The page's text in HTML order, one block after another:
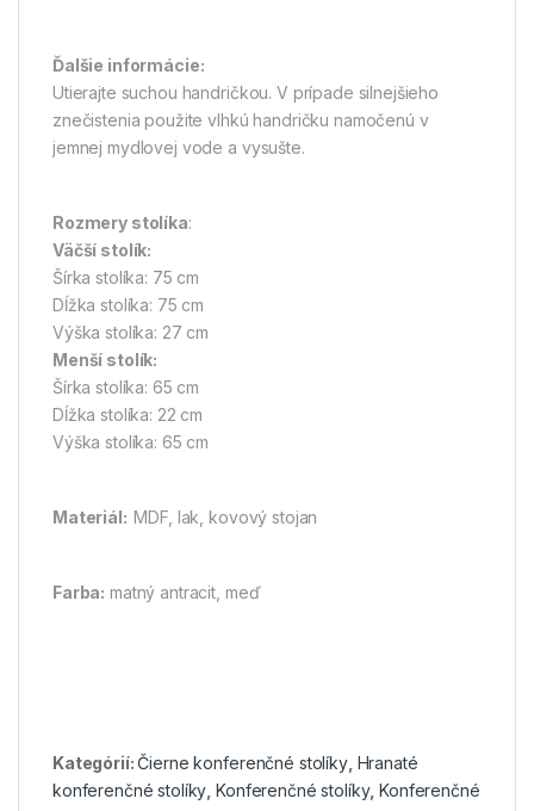
Ďalšie informácie:
Utierajte suchou handričkou. V prípade silnejšieho
znečistenia použite vlhkú handričku namočenú v
jemnej mydlovej vode a vysušte.
Rozmery stolíka:
Väčší stolík:
Šírka stolíka: 75 cm
Dĺžka stolíka: 75 cm
Výška stolíka: 27 cm
Menší stolík:
Šírka stolíka: 65 cm
Dĺžka stolíka: 22 cm
Výška stolíka: 65 cm
Materiál:MDF, lak, kovový stojan
Farba: matný antracit, meď
Kategórií:Čierne konferenčné stolíky, Hranaté
konferenčné stolíky ,Konferenčné stolíky,Konferenčné